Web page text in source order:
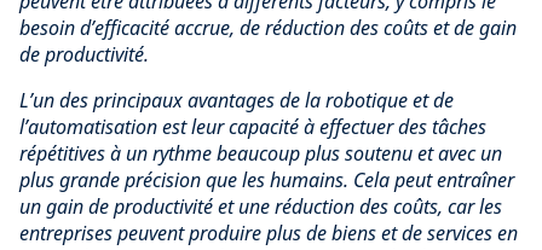
besoin d’efficacité accrue, de réduction des coûts et de gain
de productivité.
L’un des principaux avantages de la robotique et de
l’automatisation est leur capacité à effectuer des tâches
répétitives à un rythme beaucoup plus soutenu et avec un
plus grande précision que les humains. Cela peut entraîner
un gain de productivité et une réduction des coûts, car les
entreprises peuvent produire plus de biens et de services en